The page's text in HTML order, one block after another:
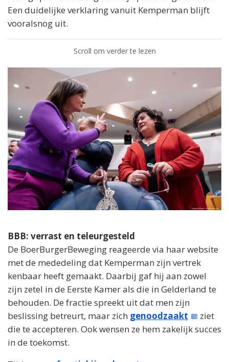
Een duidelijke verklaring vanuit Kemperman blijft
vooralsnog uit.
Scroll om verder te lezen
BBB: verrast en teleurgesteld
De BoerBurgerBeweging reageerde via haar website
met de mededeling dat Kemperman zijn vertrek
kenbaar heeft gemaakt. Daarbij gaf hij aan zowel
zijn zetel in de Eerste Kamer als die in Gelderland te
behouden. De fractie spreekt uit dat men zijn
beslissing betreurt, maar zich genoodzaakt
ziet
die te accepteren. Ook wensen ze hem zakelijk succes
in de toekomst.